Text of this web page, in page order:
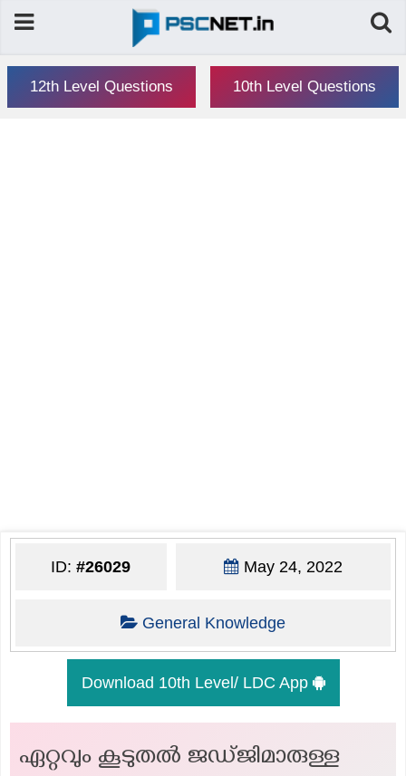
12th Level Questions 10th Level Questions
ID:#26029 May 24, 2022
General Knowledge
Download 10th Level/ LDC App
ഏറ്റവും കൂടുതൽ ജഡ്ജിമാരുള്ള